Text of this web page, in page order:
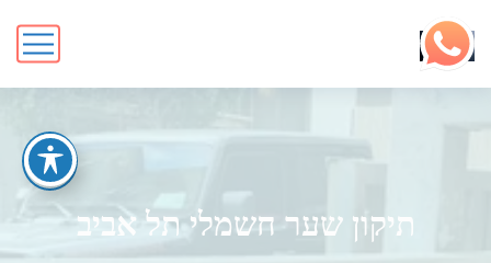
תיקון שער חשמלי תל אביב